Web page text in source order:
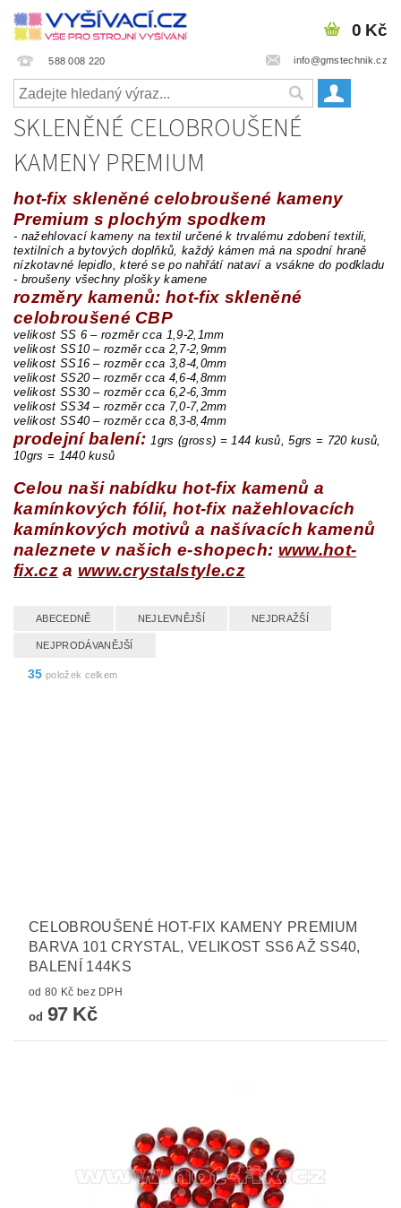
588 008 220 info@gmstechnik.cz
0 Kč
SKLENĚNÉ CELOBROUŠENÉ
KAMENY PREMIUM
hot-fix skleněné celobroušené kameny
Premium s plochým spodkem
- nažehlovací kameny na textil určené k trvalému zdobení textili,
textilních a bytových doplňků, každý kámen má na spodní hraně
nízkotavné lepidlo, které se po nahřátí nataví a vsákne do podkladu
- broušeny všechny plošky kamene
rozměry kamenů: hot-fix skleněné
celobroušené CBP
velikost SS 6 – rozměr cca 1,9-2,1mm
velikost SS10 – rozměr cca 2,7-2,9mm
velikost SS16 – rozměr cca 3,8-4,0mm
velikost SS20 – rozměr cca 4,6-4,8mm
velikost SS30 – rozměr cca 6,2-6,3mm
velikost SS34 – rozměr cca 7,0-7,2mm
velikost SS40 – rozměr cca 8,3-8,4mm
prodejní balení: 1grs (gross) = 144 kusů,5grs = 720 kusů,
10grs = 1440 kusů
Celou naši nabídku hot-fix kamenů a
kamínkových fólií,hot-fix nažehlovacích
kamínkových motivů a našívacích kamenů
naleznete v našich e-shopech: www.hot-
fix.cz a www.crystalstyle.cz
ABECEDNĚ NEJLEVNĚJŠÍ NEJDRAŽŠÍ
NEJPRODÁVANĚJŠÍ
35 položek celkem
CELOBROUŠENÉ HOT-FIX KAMENY PREMIUM
BARVA 101 CRYSTAL, VELIKOST SS6 AŽ SS40,
BALENÍ 144KS
od 80 Kč bez DPH
od 97 Kč